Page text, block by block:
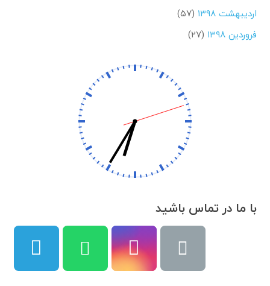
اردیبهشت ۱۳۹۸
(۵۷)
فروردین ۱۳۹۸
(۲۷)
با ما در تماس باشید